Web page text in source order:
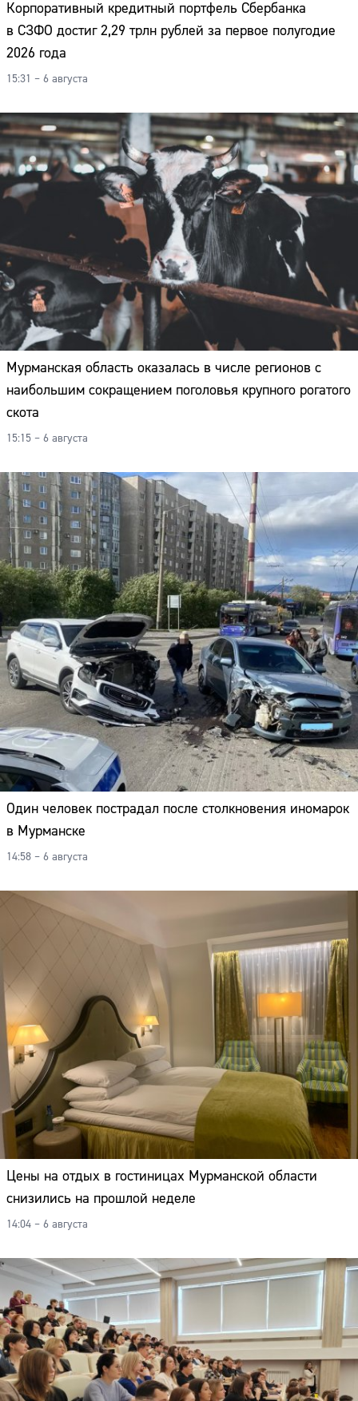
Корпоративный кредитный портфель Сбербанка
в СЗФО достиг 2,29 трлн рублей за первое полугодие
2026 года
15:31 – 6 августа
Мурманская область оказалась в числе регионов с
наибольшим сокращением поголовья крупного рогатого
скота
15:15 – 6 августа
Один человек пострадал после столкновения иномарок
в Мурманске
14:58 – 6 августа
Цены на отдых в гостиницах Мурманской области
снизились на прошлой неделе
14:04 – 6 августа
Адрес: